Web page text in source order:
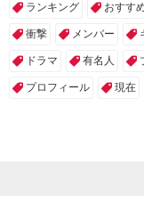
ランキング おすす
衝撃 メンバー
ドラマ 有名人
プロフィール 現在